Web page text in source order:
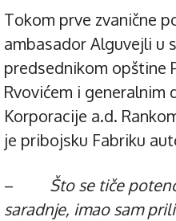
Tokom prve zvanične
ambasador Alguvejli u
predsednikom opštine
Rvovićem i generalnim
Korporacije a.d.
je pribojsku Fabriku
– Što se tiče
saradnje, imao sam